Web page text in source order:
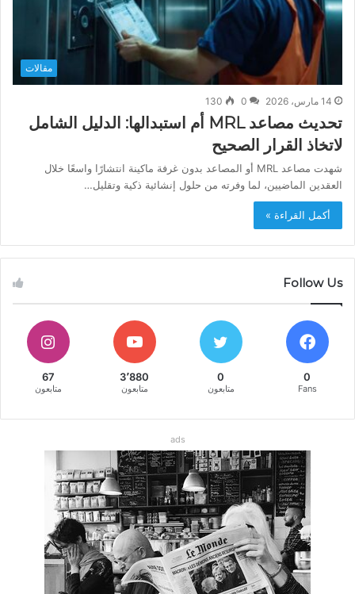
مقالات
14 مارس، 2026 0
130
تحديث مصاعد MRL أم استبدالها: الدليل الشامل
لاتخاذ القرار الصحيح
شهدت مصاعد MRL أو المصاعد بدون غرفة ماكينة انتشارًا واسعًا خلال
العقدين الماضيين، لما وفرته من حلول إنشائية ذكية وتقليل…
أكمل القراءة »
Follow Us
0
Fans
0
متابعون
3٬880
متابعون
67
متابعون
ads